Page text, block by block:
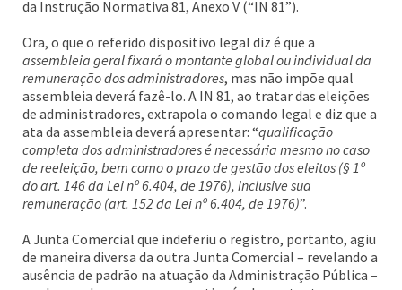
da Instrução Normativa 81, Anexo V (“IN 81”).
Ora, o que o referido dispositivo legal diz é que a
assembleia geral fixará o montante global ou individual da
remuneração dos administradores, mas não impõe qual
assembleia deverá fazê-lo. A IN 81, ao tratar das eleições
de administradores, extrapola o comando legal e diz que a
ata da assembleia deverá apresentar: “qualificação
completa dos administradores é necessária mesmo no caso
de reeleição, bem como o prazo de gestão dos eleitos (§ 1º
do art. 146 da Lei nº 6.404, de 1976), inclusive sua
remuneração (art. 152 da Lei nº 6.404, de 1976)”.
A Junta Comercial que indeferiu o registro, portanto, agiu
de maneira diversa da outra Junta Comercial – revelando a
ausência de padrão na atuação da Administração Pública –